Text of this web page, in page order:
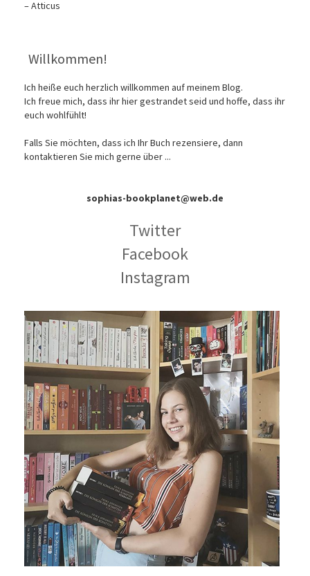
– Atticus
Willkommen!
Ich heiße euch herzlich willkommen auf meinem Blog.
Ich freue mich, dass ihr hier gestrandet seid und hoffe, dass ihr
euch wohlfühlt!
Falls Sie möchten, dass ich Ihr Buch rezensiere, dann
kontaktieren Sie mich gerne über ...
sophias-bookplanet@web.de
Twitter
Facebook
Instagram